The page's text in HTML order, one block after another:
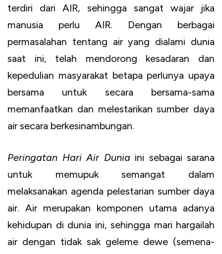
terdiri dari AIR, sehingga sangat wajar jika
manusia perlu AIR. Dengan berbagai
permasalahan tentang air yang dialami dunia
saat ini, telah mendorong kesadaran dan
kepedulian masyarakat betapa perlunya upaya
bersama untuk secara bersama-sama
memanfaatkan dan melestarikan sumber daya
air secara berkesinambungan.
Peringatan Hari Air Duniaini sebagai sarana
untuk memupuk semangat dalam
melaksanakan agenda pelestarian sumber daya
air. Air merupakan komponen utama adanya
kehidupan di dunia ini, sehingga mari hargailah
air dengan tidak sak geleme dewe (semena-